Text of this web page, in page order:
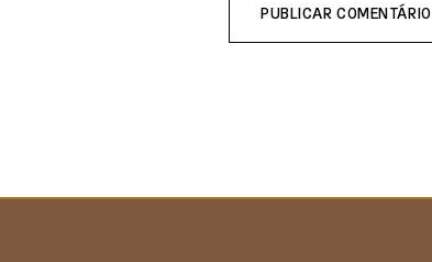
PUBLICAR COMENTÁRIO